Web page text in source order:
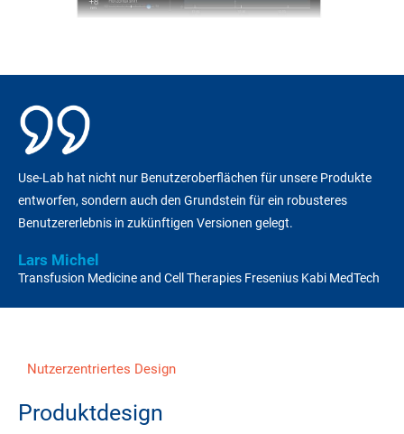
Use-Lab hat nicht nur Benutzeroberflächen für unsere Produkte
entworfen, sondern auch den Grundstein für ein robusteres
Benutzererlebnis in zukünftigen Versionen gelegt.
Lars Michel
Transfusion Medicine and Cell Therapies Fresenius Kabi MedTech
Nutzerzentriertes Design
Produktdesign